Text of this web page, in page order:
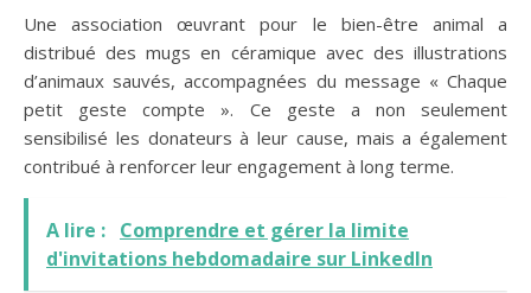
Une association œuvrant pour le bien-être animal a
distribué des mugs en céramique avec des illustrations
d’animaux sauvés, accompagnées du message « Chaque
petit geste compte ». Ce geste a non seulement
sensibilisé les donateurs à leur cause, mais a également
contribué à renforcer leur engagement à long terme.
A lire : Comprendre et gérer la limite
d'invitations hebdomadaire sur LinkedIn